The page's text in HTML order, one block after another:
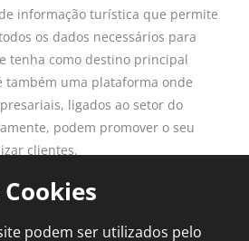
informação turística que permite
os dados necessários para
tenha como destino principal
também uma plataforma onde
ligados ao setor do
podem promover o seu
clientes.
PARA PROFISSIONAIS
podem ser utilizados pelo